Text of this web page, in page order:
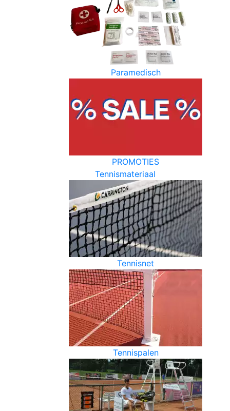
Paramedisch
PROMOTIES
Tennismateriaal
Tennisnet
Tennispalen